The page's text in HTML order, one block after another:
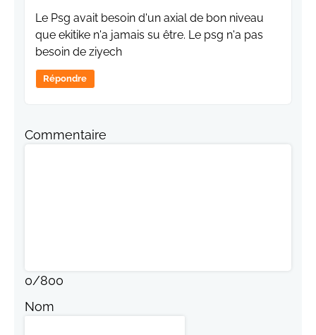
Le Psg avait besoin d'un axial de bon niveau
que ekitike n'a jamais su être. Le psg n'a pas
besoin de ziyech
Répondre
Commentaire
0/800
Nom